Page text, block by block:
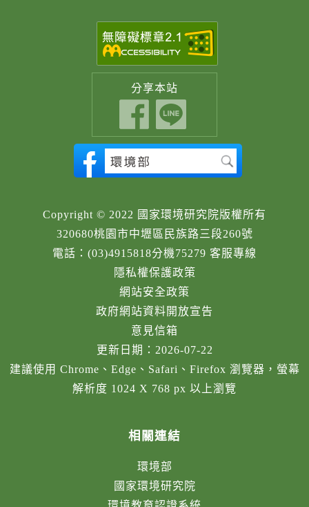
分享本站
Copyright © 2022 國家環境研究院版權所有
320680桃園市中壢區民族路三段260號
電話：(03)4915818分機75279 客服專線
隱私權保護政策
網站安全政策
政府網站資料開放宣告
意見信箱
更新日期：2026-07-22
建議使用 Chrome、Edge、Safari、Firefox 瀏覽器，螢幕
解析度 1024 X 768 px 以上瀏覽
相關連結
環境部
國家環境研究院